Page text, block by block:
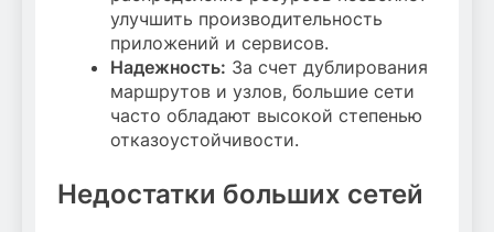
улучшить производительность
приложений и сервисов.
Надежность: За счет дублирования
маршрутов и узлов, большие сети
часто обладают высокой степенью
отказоустойчивости.
Недостатки больших сетей